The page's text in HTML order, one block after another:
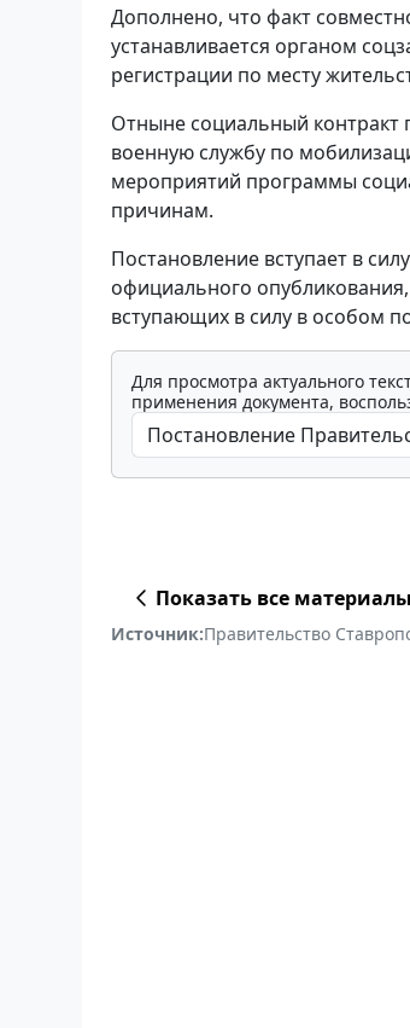
Дополнено, что факт
устанавливается органом
регистрации по месту
Отныне социальный контракт
военную службу по
мероприятий программы
причинам.
Постановление вступает в
официального
вступающих в силу в особом
Для просмотра актуального
применения документа,
Показать все материалы
Источник:Правительство